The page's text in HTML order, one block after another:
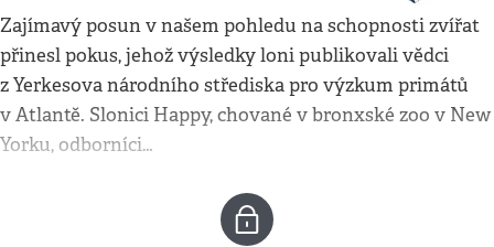
Zajímavý posun v našem pohledu na schopnosti zvířat
přinesl pokus, jehož výsledky loni publikovali vědci
z Yerkesova národního střediska pro výzkum primátů
v Atlantě. Slonici Happy, chované v bronxské zoo v New
Yorku, odborníci…